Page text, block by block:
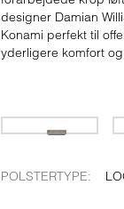
designer Damian
Konami perfekt til
yderligere komfort
POLSTERTYPE: